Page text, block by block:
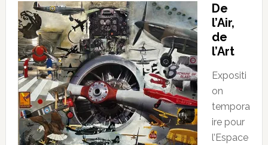
De
l’Air,
de
l’Art
Expositi
on
tempora
ire pour
l’Espace